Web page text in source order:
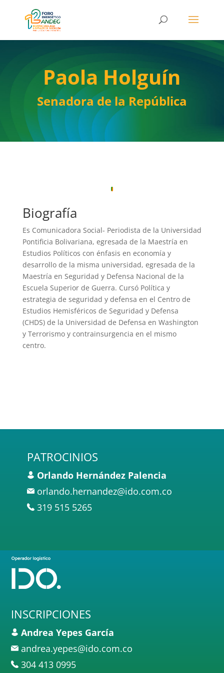
Paola Holguín
Senadora de la República
Biografía​
Es Comunicadora Social- Periodista de la Universidad
Pontificia Bolivariana, egresada de la Maestría en
Estudios Políticos con énfasis en economía y
desarrollo de la misma universidad, egresada de la
Maestría en Seguridad y Defensa Nacional de la
Escuela Superior de Guerra. Cursó Política y
estrategia de seguridad y defensa en el Centro de
Estudios Hemisféricos de Seguridad y Defensa
(CHDS) de la Universidad de Defensa en Washington
y Terrorismo y contrainsurgencia en el mismo
centro.
PATROCINIOS
Orlando Hernández Palencia
orlando.hernandez@ido.com.co
319 515 5265
INSCRIPCIONES
Andrea Yepes García
andrea.yepes@ido.com.co
304 413 0995